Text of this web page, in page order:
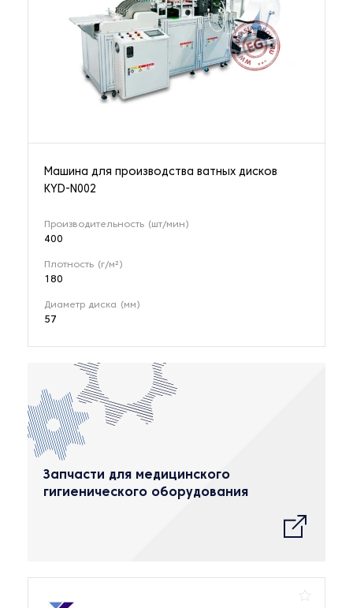
Машина для производства ватных дисков
KYD-N002
Производительность (шт/мин)
400
Плотность (г/м²)
180
Диаметр диска (мм)
57
Запчасти для медицинского
гигиенического оборудования